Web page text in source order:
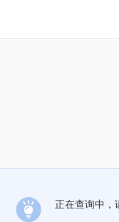
正在查询中，